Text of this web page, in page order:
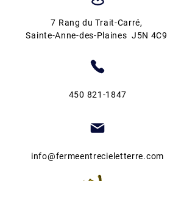
7 Rang du Trait-Carré,
Sainte-Anne-des-Plaines J5N 4C9
450 821-1847
info@fermeentrecieletterre.com